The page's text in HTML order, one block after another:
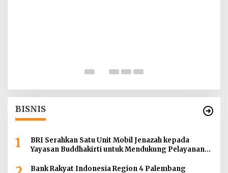
BISNIS
1
BRI Serahkan Satu Unit Mobil Jenazah kepada
Yayasan Buddhakirti untuk Mendukung Pelayanan
Bank Rakyat Indonesia Region 4 Palembang